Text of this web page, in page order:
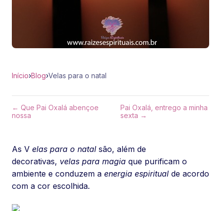
Início›Blog›Velas para o natal
← Que Pai Oxalá abençoe
nossa
Pai Oxalá, entrego a minha
sexta →
As V elas para o natal são, além de
decorativas, velas para magia que purificam o
ambiente e conduzem a energia espiritual de acordo
com a cor escolhida.